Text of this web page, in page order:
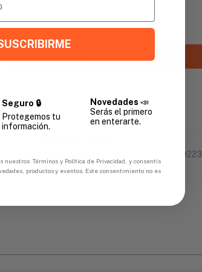
Agregar al carrito
+504 9774-9223
soporte a tu compra.
Seguro 🔒
Protegemos tu
información.
Novedades📣
Serás el primero
en enterarte.
nuestros Términos y Política de Privacidad, y consentís
productos y eventos. Este consentimiento no es